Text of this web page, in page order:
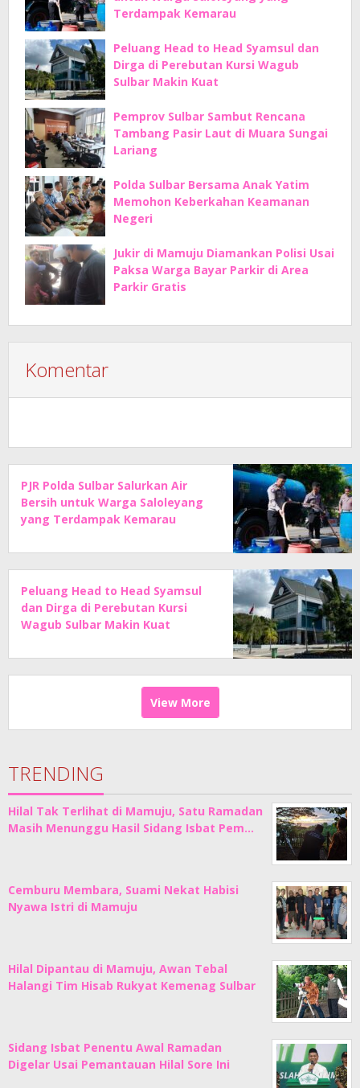
Terdampak Kemarau
Peluang Head to Head Syamsul dan
Dirga di Perebutan Kursi Wagub
Sulbar Makin Kuat
Pemprov Sulbar Sambut Rencana
Tambang Pasir Laut di Muara Sungai
Lariang
Polda Sulbar Bersama Anak Yatim
Memohon Keberkahan Keamanan
Negeri
Jukir di Mamuju Diamankan Polisi Usai
Paksa Warga Bayar Parkir di Area
Parkir Gratis
Komentar
PJR Polda Sulbar Salurkan Air
Bersih untuk Warga Saloleyang
yang Terdampak Kemarau
Peluang Head to Head Syamsul
dan Dirga di Perebutan Kursi
Wagub Sulbar Makin Kuat
View More
TRENDING
Hilal Tak Terlihat di Mamuju, Satu Ramadan
Masih Menunggu Hasil Sidang Isbat Pem…
Cemburu Membara, Suami Nekat Habisi
Nyawa Istri di Mamuju
Hilal Dipantau di Mamuju, Awan Tebal
Halangi Tim Hisab Rukyat Kemenag Sulbar
Sidang Isbat Penentu Awal Ramadan
Digelar Usai Pemantauan Hilal Sore Ini